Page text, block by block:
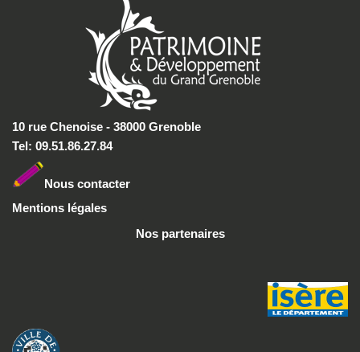
10 rue Chenoise - 38000 Grenoble
Tel: 09.51.86.27.84
Nous contacter
Mentions légales
Nos partenaires